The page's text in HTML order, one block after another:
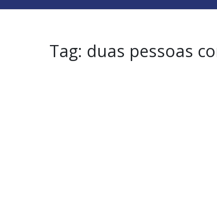
Tag: duas pessoas